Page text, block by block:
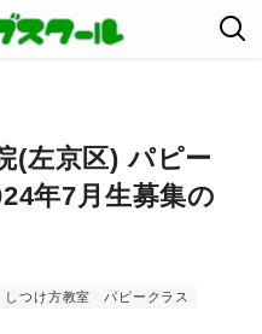
(左京区) パピー
年7月生募集の
しつけ方教室 パピークラス